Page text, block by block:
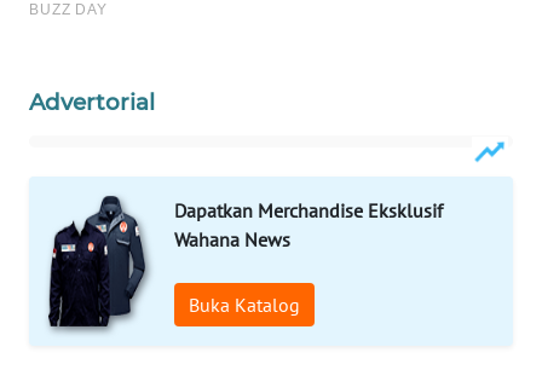
Advertorial
Dapatkan Merchandise Eksklusif
Wahana News
Buka Katalog
Media
Group
WAHANA
TANI
WAHANA